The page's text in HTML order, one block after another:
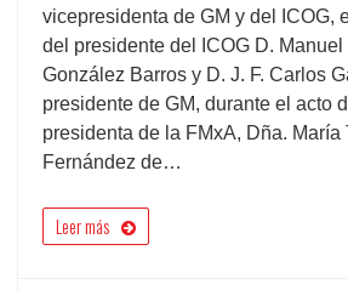
vicepresidenta de GM y del ICOG,
del presidente del ICOG D.
González Barros y D. J. F. Carlos
presidente de GM, durante el acto
presidenta de la FMxA, Dña. María
Fernández de…
Leer más